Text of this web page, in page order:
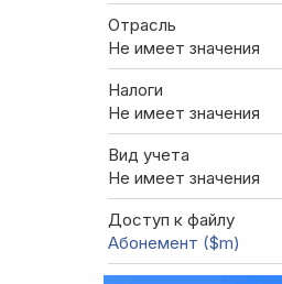
Отрасль
Не имеет значения
Налоги
Не имеет значения
Вид учета
Не имеет значения
Доступ к файлу
Абонемент ($m)